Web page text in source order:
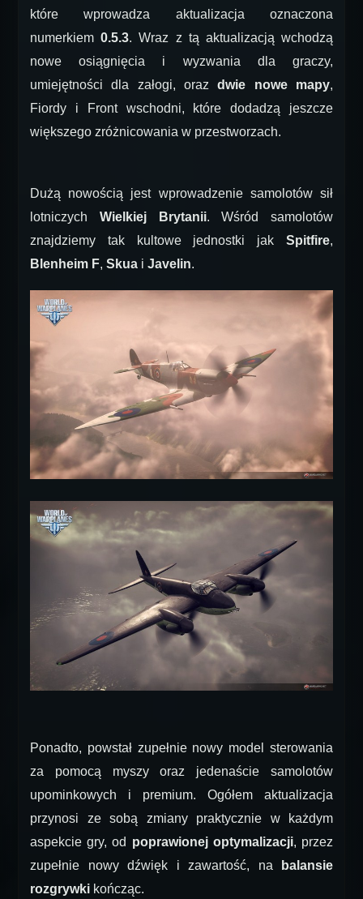
które wprowadza aktualizacja oznaczona
numerkiem0.5.3. Wraz z tą aktualizacją wchodzą
nowe osiągnięcia i wyzwania dla graczy,
umiejętności dla załogi, orazdwie nowe mapy,
Fiordy i Front wschodni, które dodadzą jeszcze
większego zróżnicowania w przestworzach.
Dużą nowością jest wprowadzenie samolotów sił
lotniczych Wielkiej Brytanii. Wśród samolotów
znajdziemy tak kultowe jednostki jak Spitfire,
Blenheim F, Skua i Javelin.
Ponadto, powstał zupełnie nowy model sterowania
za pomocą myszy oraz jedenaście samolotów
upominkowych i premium. Ogółem aktualizacja
przynosi ze sobą zmiany praktycznie w każdym
aspekcie gry, od poprawionej optymalizacji, przez
zupełnie nowy dźwięk i zawartość, na
balansie
rozgrywki kończąc.